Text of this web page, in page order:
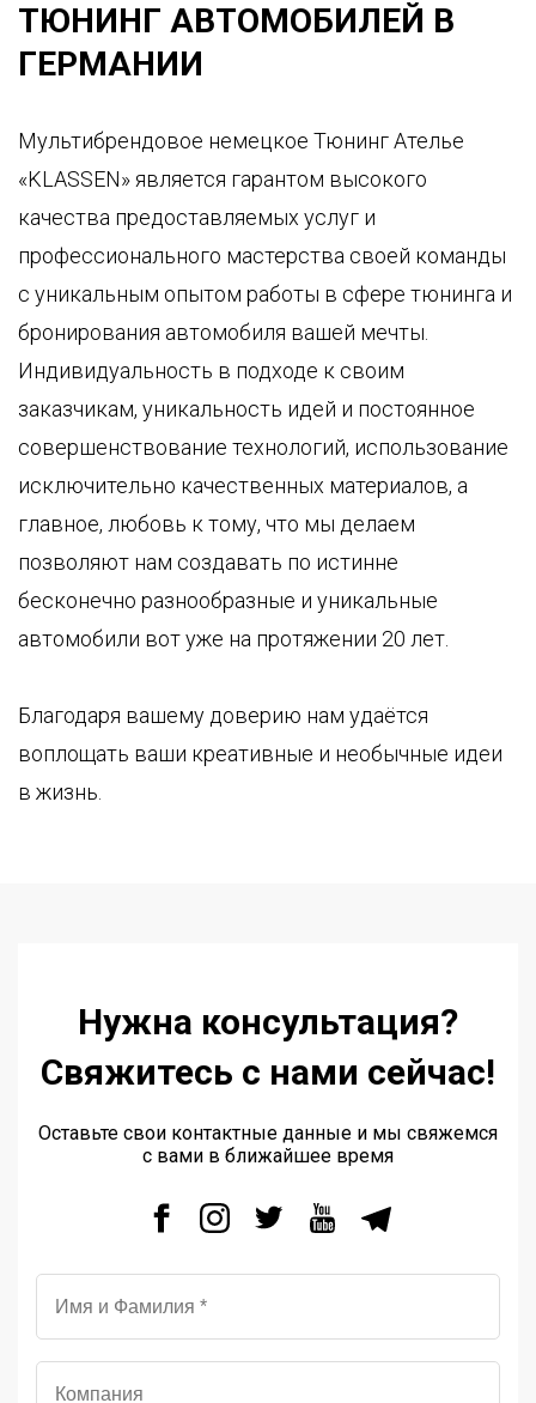
ТЮНИНГ АВТОМОБИЛЕЙ В
ГЕРМАНИИ
Мультибрендовое немецкое Тюнинг Ателье
«KLASSEN» является гарантом высокого
качества предоставляемых услуг и
профессионального мастерства своей команды
с уникальным опытом работы в сфере тюнинга и
бронирования автомобиля вашей мечты.
Индивидуальность в подходе к своим
заказчикам, уникальность идей и постоянное
совершенствование технологий, использование
исключительно качественных материалов, а
главное, любовь к тому, что мы делаем
позволяют нам создавать по истинне
бесконечно разнообразные и уникальные
автомобили вот уже на протяжении 20 лет.
Благодаря вашему доверию нам удаётся
воплощать ваши креативные и необычные идеи
в жизнь.
Нужна консультация?
Свяжитесь с нами сейчас!
Оставьте свои контактные данные и мы свяжемся
с вами в ближайшее время